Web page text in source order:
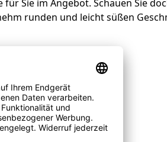
Sie im Angebot. Schauen Sie
runden und leicht süßen